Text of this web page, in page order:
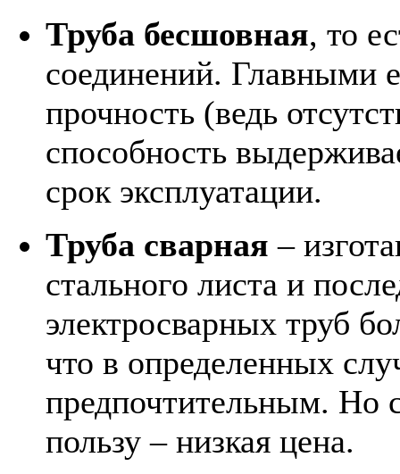
Труба бесшовная, то
соединений. Главными
прочность (ведь
способность
срок эксплуатации.
Труба сварная –
стального листа и
электросварных труб
что в определенных
предпочтительным. Но
пользу – низкая цена.